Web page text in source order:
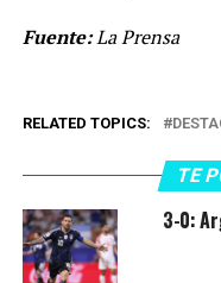
Fuente:La Prensa
RELATED TOPICS:
TE
3-0: